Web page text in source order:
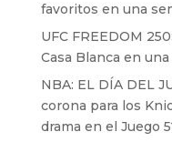
favoritos en una
UFC FREEDOM
Casa Blanca en
NBA: EL DÍA DEL
corona para los
drama en el Juego